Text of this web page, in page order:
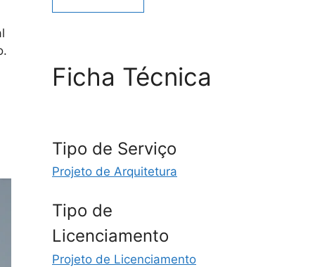
Ficha Técnica
Tipo de Serviço
Projeto de Arquitetura
Tipo de
Licenciamento
Projeto de Licenciamento